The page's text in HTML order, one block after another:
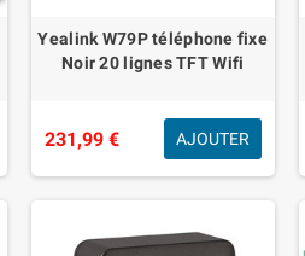
Yealink W79P téléphone fixe
Noir 20 lignes TFT Wifi
231,99 € AJOUTER